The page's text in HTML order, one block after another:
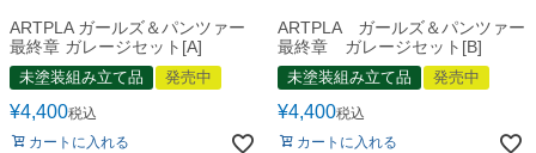
ARTPLA ガールズ＆パンツァー
最終章 ガレージセット[A]
未塗装組み立て品 発売中
¥4,400税込
カートに入れる
ARTPLA ガールズ＆パンツァー
最終章 ガレージセット[B]
未塗装組み立て品 発売中
¥4,400税込
カートに入れる